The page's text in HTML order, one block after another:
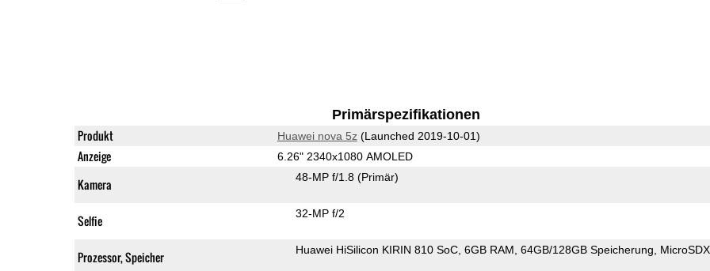
Primärspezifikationen
Produkt Huawei nova 5z(Launched 2019-10-01)
Anzeige 6.26" 2340x1080 AMOLED
Kamera 48-MP f/1.8 (Primär)
Selfie 32-MP f/2
Prozessor, Speicher Huawei HiSilicon KIRIN 810 SoC 6GB RAM 64GB/128GB Speicherung